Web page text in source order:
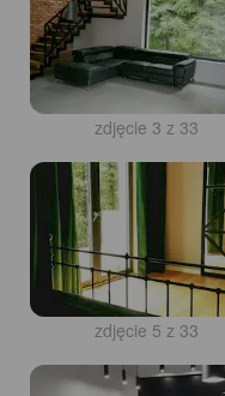
zdjęcie 3 z 33
zdjęcie 5 z 33